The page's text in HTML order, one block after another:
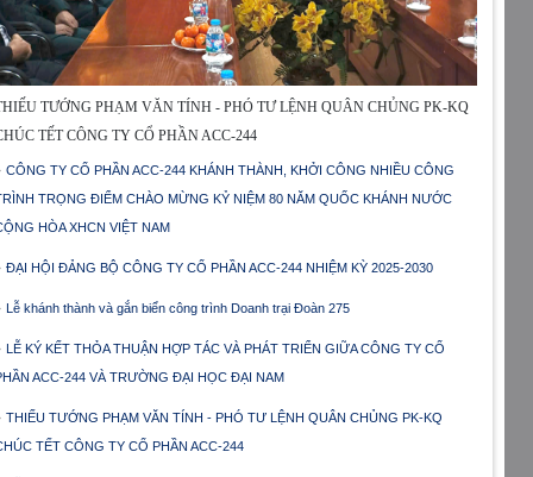
TƯỚNG PHẠM VĂN TÍNH - PHÓ TƯ LỆNH QUÂN CHỦNG PK-KQ
TẾT CÔNG TY CỔ PHẦN ACC-244
CÔNG TY CỔ PHẦN ACC-244 KHÁNH THÀNH, KHỞI CÔNG NHIỀU CÔNG
TRỌNG ĐIỂM CHÀO MỪNG KỶ NIỆM 80 NĂM QUỐC KHÁNH NƯỚC
HÒA XHCN VIỆT NAM
ĐẠI HỘI ĐẢNG BỘ CÔNG TY CỔ PHẦN ACC-244 NHIỆM KỲ 2025-2030
Lễ khánh thành và gắn biển công trình Doanh trại Đoàn 275
LỄ KÝ KẾT THỎA THUẬN HỢP TÁC VÀ PHÁT TRIỂN GIỮA CÔNG TY CỔ
ACC-244 VÀ TRƯỜNG ĐẠI HỌC ĐẠI NAM
THIẾU TƯỚNG PHẠM VĂN TÍNH - PHÓ TƯ LỆNH QUÂN CHỦNG PK-KQ
TẾT CÔNG TY CỔ PHẦN ACC-244